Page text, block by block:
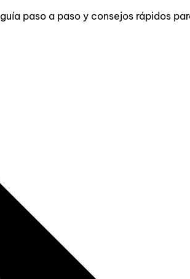
paso a paso y consejos rápidos